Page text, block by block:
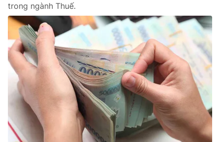
Ðiện thoại Thời báo VTV:
Email:toasoan@vtv.vn
Liên hệ quảng cáo:024-7300.7108
trong ngành Thuế.